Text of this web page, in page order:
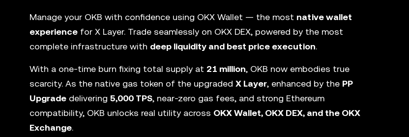
Manage your OKB with confidence using OKX Wallet — the most native wallet
experience for X Layer. Trade seamlessly on OKX DEX, powered by the most
complete infrastructure with deep liquidity and best price execution.
With a one-time burn fixing total supply at 21 million, OKB now embodies true
scarcity. As the native gas token of the upgraded X Layer, enhanced by the PP
Upgrade delivering 5,000 TPS, near-zero gas fees, and strong Ethereum
compatibility, OKB unlocks real utility across OKX Wallet, OKX DEX, and the OKX
Exchange.